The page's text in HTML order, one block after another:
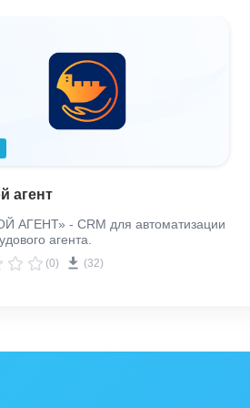
создание заявки по поиску
Сфера деятельности, Тип
заполнит за 5 минут как с
сообщения моряку, или
агент
АГЕНТ» - CRM для автоматизации
агента.
(0) (32)